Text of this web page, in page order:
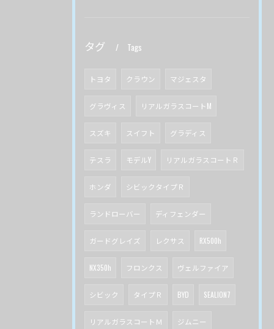
タグ Tags
トヨタ クラウン マジェスタ
グラヴィス リアルガラスコートM
スズキ スイフト グラディス
テスラ モデルY リアルガラスコートＲ
ホンダ シビックタイプＲ
ランドローバー ディフェンダー
ガードグレイズ レクサス RX500h
NX350h フロンクス ヴェルファイア
シビック タイプＲ BYD SEALION7
リアルガラスコートＭ ジムニー